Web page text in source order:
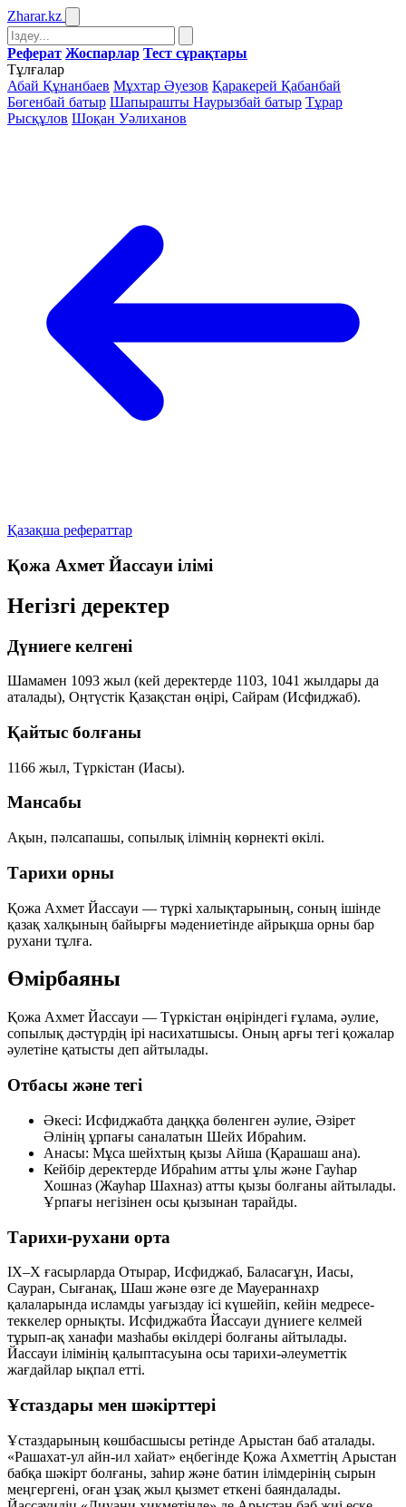
Zharar.kz
Реферат Жоспарлар Тест сұрақтары
Тұлғалар
Абай Құнанбаев Мұхтар Әуезов Қаракерей Қабанбай
Бөгенбай батыр Шапырашты Наурызбай батыр Тұрар
Рысқұлов Шоқан Уәлиханов
Қазақша рефераттар
Қожа Ахмет Йассауи ілімі
Негізгі деректер
Дүниеге келгені
Шамамен 1093 жыл (кей деректерде 1103, 1041 жылдары да
аталады), Оңтүстік Қазақстан өңірі, Сайрам (Исфиджаб).
Қайтыс болғаны
1166 жыл, Түркістан (Иасы).
Мансабы
Ақын, пәлсапашы, сопылық ілімнің көрнекті өкілі.
Тарихи орны
Қожа Ахмет Йассауи — түркі халықтарының, соның ішінде
қазақ халқының байырғы мәдениетінде айрықша орны бар
рухани тұлға.
Өмірбаяны
Қожа Ахмет Йассауи — Түркістан өңіріндегі ғұлама, әулие,
сопылық дәстүрдің ірі насихатшысы. Оның арғы тегі қожалар
әулетіне қатысты деп айтылады.
Отбасы және тегі
Әкесі: Исфиджабта даңққа бөленген әулие, Әзірет
Әлінің ұрпағы саналатын Шейх Ибраһим.
Анасы: Мұса шейхтың қызы Айша (Қарашаш ана).
Кейбір деректерде Ибраһим атты ұлы және Гауһар
Хошназ (Жауһар Шахназ) атты қызы болғаны айтылады.
Ұрпағы негізінен осы қызынан тарайды.
Тарихи-рухани орта
IX–X ғасырларда Отырар, Исфиджаб, Баласағұн, Иасы,
Сауран, Сығанақ, Шаш және өзге де Мауераннахр
қалаларында исламды уағыздау ісі күшейіп, кейін медресе-
теккелер орнықты. Исфиджабта Йассауи дүниеге келмей
тұрып-ақ ханафи мазһабы өкілдері болғаны айтылады.
Йассауи ілімінің қалыптасуына осы тарихи-әлеуметтік
жағдайлар ықпал етті.
Ұстаздары мен шәкірттері
Ұстаздарының көшбасшысы ретінде Арыстан баб аталады.
«Рашахат-ул айн-ил хайат» еңбегінде Қожа Ахметтің Арыстан
бабқа шәкірт болғаны, заһир және батин ілімдерінің сырын
меңгергені, оған ұзақ жыл қызмет еткені баяндалады.